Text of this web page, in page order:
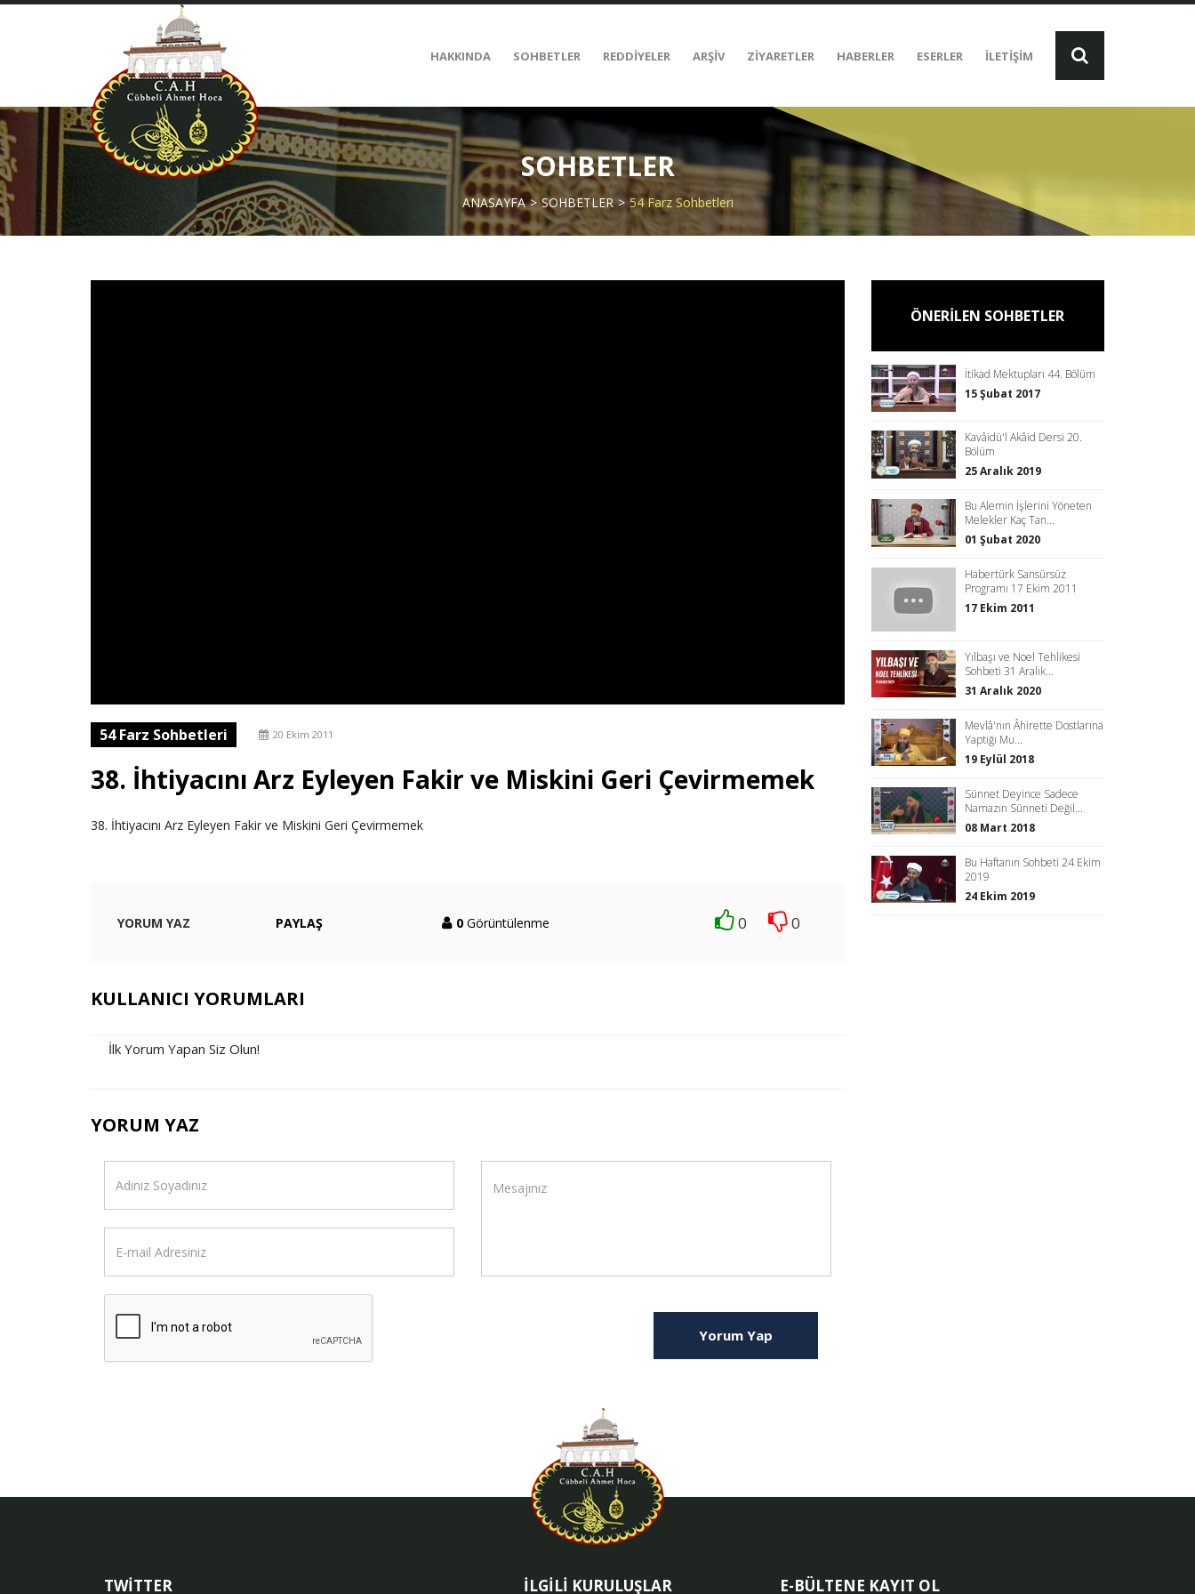
HAKKINDA SOHBETLER REDDİYELER ARŞİV ZİYARETLER HABERLER ESERLER İLETİŞİM
SOHBETLER
ANASAYFA SOHBETLER 54 Farz Sohbetleri
54 Farz Sohbetleri 20 Ekim 2011
38. İhtiyacını Arz Eyleyen Fakir ve Miskini Geri Çevirmemek
38. İhtiyacını Arz Eyleyen Fakir ve Miskini Geri Çevirmemek
YORUM YAZ PAYLAŞ 0 Görüntülenme 0 0
KULLANICI YORUMLARI
İlk Yorum Yapan Siz Olun!
YORUM YAZ
Yorum Yap
ÖNERİLEN SOHBETLER
İtikad Mektupları 44. Bölüm
15 Şubat 2017
Kavâidü'l Akâid Dersi 20.
Bölüm
25 Aralık 2019
Bu Alemin İşlerini Yöneten
Melekler Kaç Tan...
01 Şubat 2020
Habertürk Sansürsüz
Programı 17 Ekim 2011
17 Ekim 2011
Yılbaşı ve Noel Tehlikesi
Sohbeti 31 Aralık...
31 Aralık 2020
Mevlâ'nın Âhirette Dostlarına
Yaptığı Mu...
19 Eylül 2018
Sünnet Deyince Sadece
Namazın Sünneti Değil...
08 Mart 2018
Bu Haftanın Sohbeti 24 Ekim
2019
24 Ekim 2019
TWİTTER İLGİLİ KURULUŞLAR E-BÜLTENE KAYIT OL